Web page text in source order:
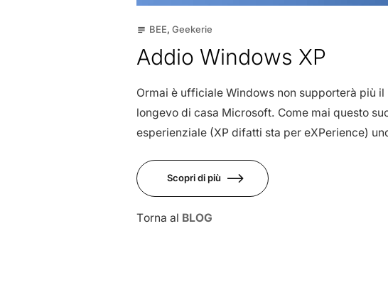
subject BEE, Geekerie
Addio Windows XP
Ormai è ufficiale Windows non supporterà più
longevo di casa Microsoft. Come mai questo
esperienziale (XP difatti sta per eXPerience)
Scopri di più
Torna al BLOG